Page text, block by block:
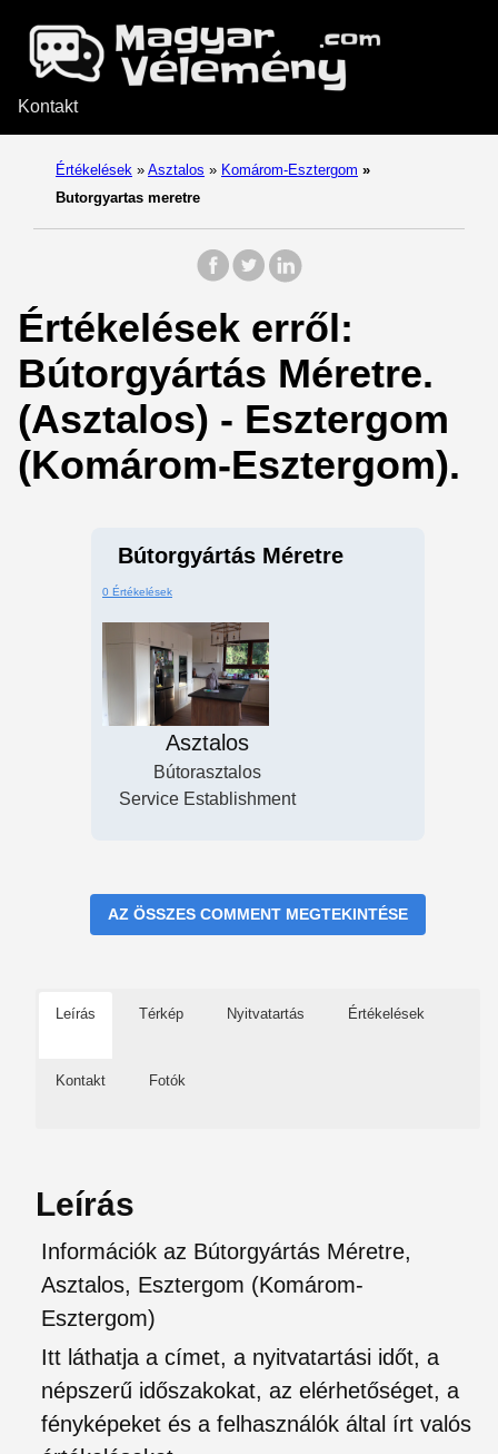
Kontakt
Értékelések » Asztalos » Komárom-Esztergom »
Butorgyartas meretre
Értékelések erről:
Bútorgyártás Méretre.
(Asztalos) - Esztergom
(Komárom-Esztergom).
Bútorgyártás Méretre
0 Értékelések
Asztalos
Bútorasztalos
Service Establishment
AZ ÖSSZES COMMENT MEGTEKINTÉSE
Leírás Térkép Nyitvatartás Értékelések
Kontakt Fotók
Leírás
Információk az Bútorgyártás Méretre,
Asztalos, Esztergom (Komárom-
Esztergom)
Itt láthatja a címet, a nyitvatartási időt, a
népszerű időszakokat, az elérhetőséget, a
fényképeket és a felhasználók által írt valós